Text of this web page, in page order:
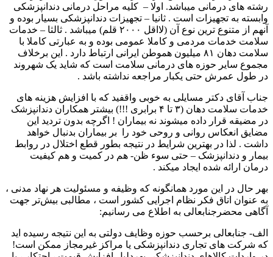
رشته های درمانی میباشد. اولا – کلیه مراحل درمانی دندانپزشکی
وابسته به تجهیزات است . ثانیا – تجهیزات دندانپزشکی بسیار بوده و
آنهم از متنوع ترین نوع آن (لااقل ۲۰۰۰ قلم) میباشد . ثالثا – خدمات
سلامت خدمات مردمی و کاملا عمومی بوده و به عبارتی کاملا با
سلامت دهان ۸۱ میلیون هموطن ایرانی ارتباط دارد . این برخلاف
مجموع سایر حوزه های درمانی سلامت است که شاید یک شهروند
در طول عمرش حتی یکبار مراجعه نداشته باشد .
جناب آقای دکتر مسایلی به خوبی واقفید که با افزایش هزینه های
خدمات سلامت دهان (۳ تا ۴ برابری !!!) بیشتر همکاران دندانپزشک
در مضیقه قرار داده میشوند نه بیماران ! اگرچه بدون تردید این
مضایق انعکاس روانی و روحی خود را بر بیماران بدنبال خواهد
داشت . لذا در بهترین شرایط در نتیجه بطور قطع اختلال در روابط
بیمار و دندانپزشک – حتی سوء ظن- هم در کمیت و هم کیفیت
درمان ارائه شده ایجاد میکند .
بهر حال در این مورد همانگونه که وظیفه و مسئولیت هر نهاد مدنی ،
به عنوان اتاق فکر نظام اجرایی کشور است ، مطالبی بیش‌تر جهت
آگاهی محضرجنابعالی به اطلاع می رسانیم:
الف- جنابعالی برحسب حوزه وظایف دولتی به این نتیجه رسیده اید
که شرکت های تجاری دندانپزشکی یا مراکز غیرمجاز ممکن است!